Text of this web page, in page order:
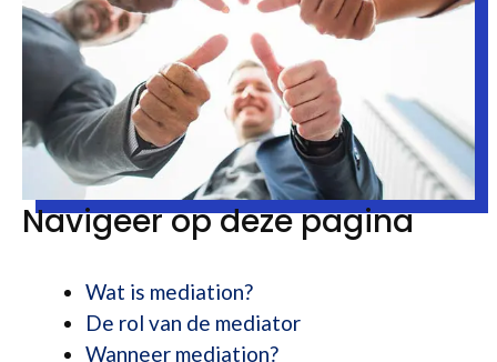
Navigeer op deze pagina
Wat is mediation?
De rol van de mediator
Wanneer mediation?